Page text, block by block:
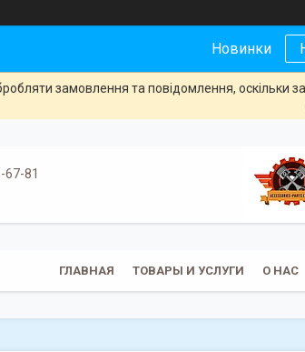
Новинки
замовлення та повідомлення, оскільки
67-81
ГЛАВНАЯ ТОВАРЫ И УСЛУГИ О НАС